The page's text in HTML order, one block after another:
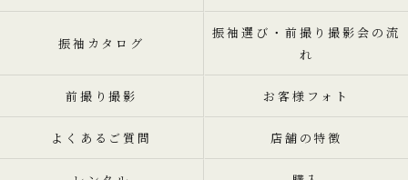
振袖カタログ
振袖選び・前撮り撮影会の流
れ
前撮り撮影 お客様フォト
よくあるご質問 店舗の特徴